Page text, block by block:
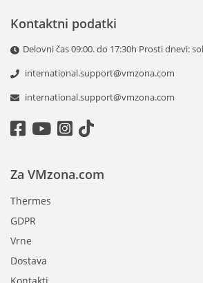
Kontaktni podatki
Delovni čas 09:00. do 17:30h Prosti dnevi:
international.support@vmzona.com
international.support@vmzona.com
Za VMzona.com
Thermes
GDPR
Vrne
Dostava